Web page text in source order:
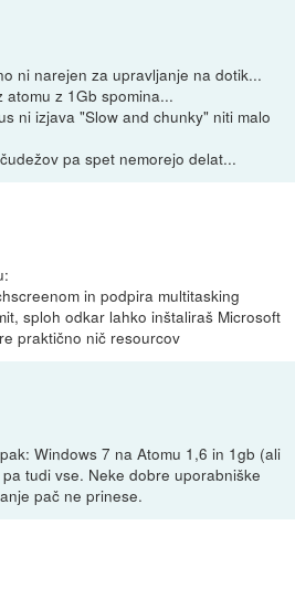
ni narejen za upravljanje na dotik...
z 1Gb spomina...
ni izjava "Slow and chunky" niti malo
pa spet nemorejo delat...
in podpira multitasking
sploh odkar lahko inštaliraš Microsoft
praktično nič resourcov
Windows 7 na Atomu 1,6 in 1gb (ali
tudi vse. Neke dobre uporabniške
pač ne prinese.